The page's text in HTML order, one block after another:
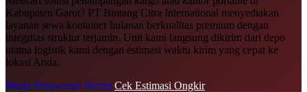
Kabupaten Garut? PT Bintang Citra International menyediakan
layanan sewa kontainer bulanan berkualitas premium dengan
integritas struktur terjamin. Unit kami langsung dikirim dari depo
utama logistik kami dengan estimasi waktu kirim yang cepat ke
lokasi Anda.
Minta Penawaran Resmi Cek Estimasi Ongkir